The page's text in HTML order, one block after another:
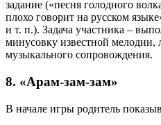
задание («песня голодного
плохо говорит на русском
и т. п.). Задача участника –
минусовку известной мелодии,
музыкального сопровождения.
8. «Арам-зам-зам»
В начале игры родитель